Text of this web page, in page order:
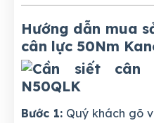
Hướng dẫn mua
cân lực 50Nm
Bước 1:Quý khách gõ